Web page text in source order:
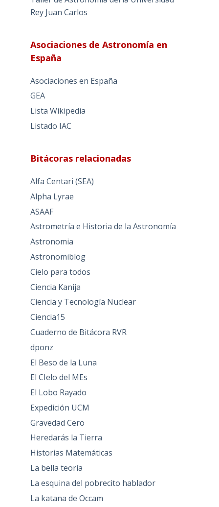
Rey Juan Carlos
Asociaciones de Astronomía en
España
Asociaciones en España
GEA
Lista Wikipedia
Listado IAC
Bitácoras relacionadas
Alfa Centari (SEA)
Alpha Lyrae
ASAAF
Astrometría e Historia de la Astronomía
Astronomia
Astronomiblog
Cielo para todos
Ciencia Kanija
Ciencia y Tecnología Nuclear
Ciencia15
Cuaderno de Bitácora RVR
dponz
El Beso de la Luna
El CIelo del MEs
El Lobo Rayado
Expedición UCM
Gravedad Cero
Heredarás la Tierra
Historias Matemáticas
La bella teoría
La esquina del pobrecito hablador
La katana de Occam